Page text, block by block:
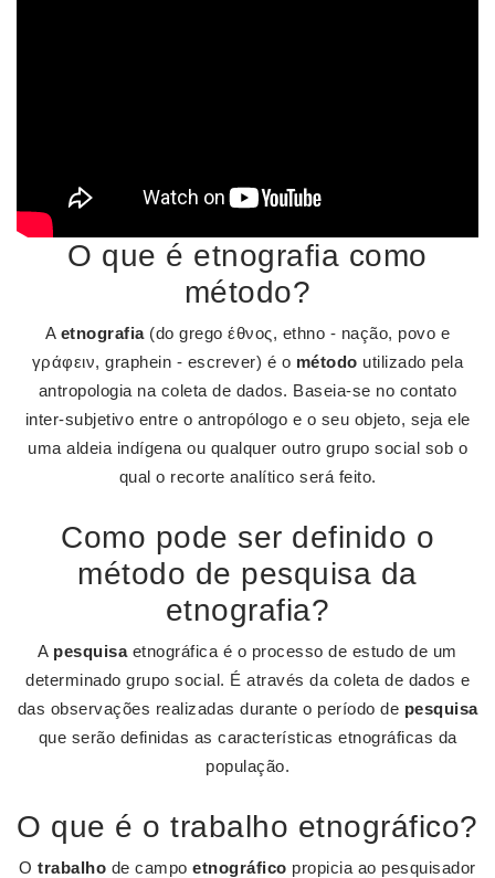
O que é etnografia como
método?
A etnografia(do grego έθνος, ethno - nação, povo e
γράφειν, graphein - escrever) é o método utilizado pela
antropologia na coleta de dados. Baseia-se no contato
inter-subjetivo entre o antropólogo e o seu objeto, seja ele
uma aldeia indígena ou qualquer outro grupo social sob o
qual o recorte analítico será feito.
Como pode ser definido o
método de pesquisa da
etnografia?
A pesquisaetnográfica é o processo de estudo de um
determinado grupo social. É através da coleta de dados e
das observações realizadas durante o período de pesquisa
que serão definidas as características etnográficas da
população.
O que é o trabalho etnográfico?
Otrabalho de campoetnográfico propicia ao pesquisador